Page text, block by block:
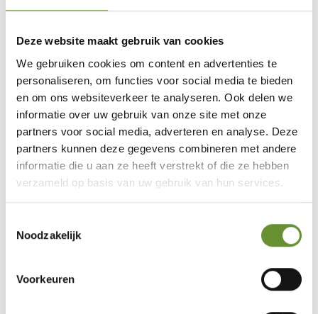
Deze website maakt gebruik van cookies
We gebruiken cookies om content en advertenties te
personaliseren, om functies voor social media te bieden
en om ons websiteverkeer te analyseren. Ook delen we
informatie over uw gebruik van onze site met onze
partners voor social media, adverteren en analyse. Deze
partners kunnen deze gegevens combineren met andere
informatie die u aan ze heeft verstrekt of die ze hebben
verzameld op basis van uw gebruik van hun services.
Noodzakelijk
Voorkeuren
Geometrische origami
29-30-31 januari 2027
Lees verder
Jewels, diamonds not included